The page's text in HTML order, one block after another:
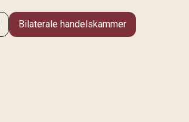
Bilaterale handelskammer